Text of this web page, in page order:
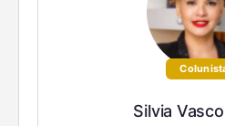
Silvia